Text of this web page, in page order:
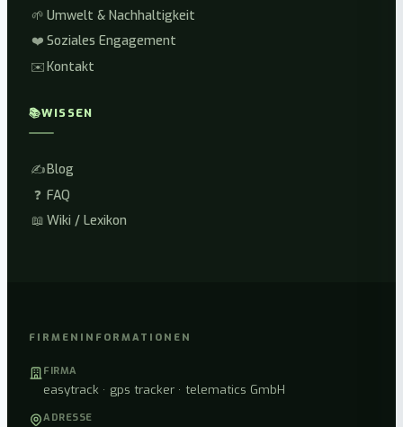
🌱 Umwelt & Nachhaltigkeit
❤️ Soziales Engagement
✉️Kontakt
📚WISSEN
✍️Blog
❓ FAQ
📖 Wiki / Lexikon
FIRMENINFORMATIONEN
FIRMA
easytrack · gps tracker · telematics GmbH
ADRESSE